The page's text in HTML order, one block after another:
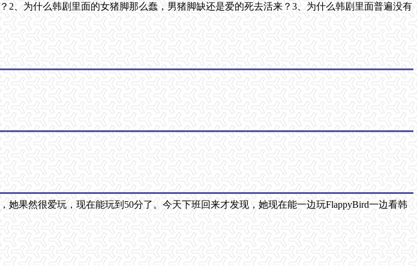
、为什么韩剧里面的女猪脚那么蠢，男猪脚缺还是爱的死去活来？3、为什么韩剧里面普遍没有
果然很爱玩，现在能玩到50分了。今天下班回来才发现，她现在能一边玩FlappyBird一边看韩